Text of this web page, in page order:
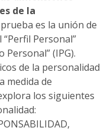
de la
es la unión de
Personal”
Personal” (IPG).
de la personalidad
medida de
los siguientes